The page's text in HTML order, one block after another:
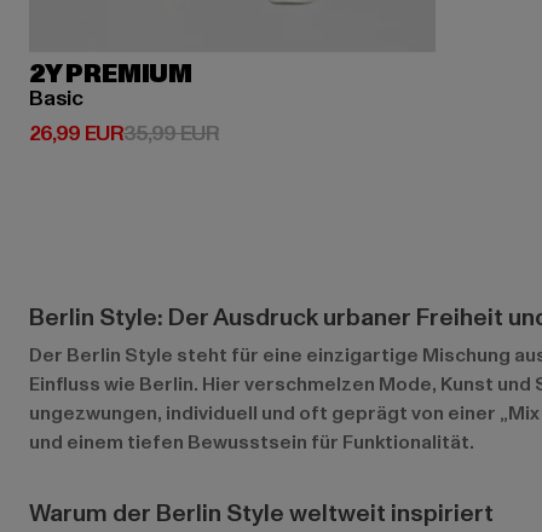
2Y PREMIUM
Basic
26,99 EUR
Derzeitiger Preis: 26,99 EUR
35,99 EURAktionspreis: 35,99 EUR
Berlin Style: Der Ausdruck urbaner Freiheit
Der Berlin Style steht für eine einzigartige Mischung
Einfluss wie Berlin. Hier verschmelzen Mode, Kunst
ungezwungen, individuell und oft geprägt von einer
und einem tiefen Bewusstsein für Funktionalität.
Warum der Berlin Style weltweit inspiriert